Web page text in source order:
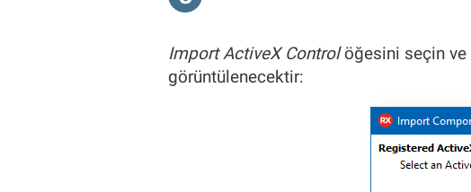
Import ActiveX Controlöğesini seçin ve
görüntülenecektir: